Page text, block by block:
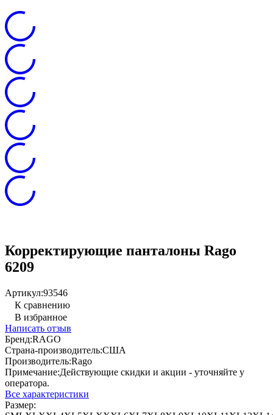
Корректирующие панталоны Rago
6209
Артикул:93546
К сравнению
В избранное
Написать отзыв
Бренд:RAGO
Страна-производитель:США
Производитель:Rago
Примечание:Действующие скидки и акции - уточняйте у
оператора.
Все характеристики
Размер: